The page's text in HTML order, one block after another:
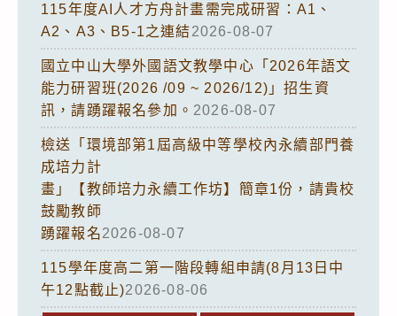
115年度AI人才方舟計畫需完成研習：A1、
A2、A3、B5-1之連結2026-08-07
國立中山大學外國語文教學中心「2026年語文
能力研習班(2026 /09 ~ 2026/12)」招生資
訊，請踴躍報名參加。 2026-08-07
檢送「環境部第1屆高級中等學校內永續部門養
成培力計
畫」【教師培力永續工作坊】簡章1份，請貴校
鼓勵教師
踴躍報名2026-08-07
115學年度高二第一階段轉組申請(8月13日中
午12點截止)2026-08-06